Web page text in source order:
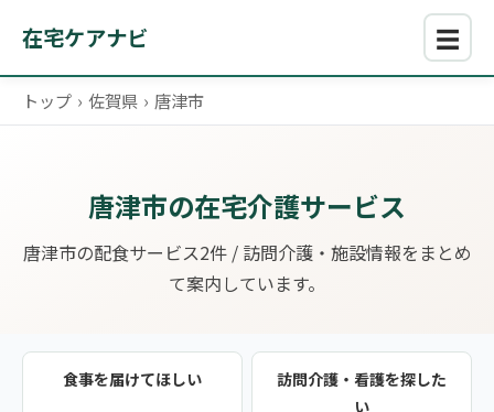
在宅ケアナビ ☰
トップ › 佐賀県 › 唐津市
唐津市の在宅介護サービス
唐津市の配食サービス2件 / 訪問介護・施設情報をまとめ
て案内しています。
食事を届けてほしい
訪問介護・看護を探した
い